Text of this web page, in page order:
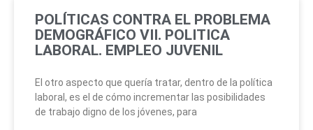
POLÍTICAS CONTRA EL PROBLEMA
DEMOGRÁFICO VII. POLITICA
LABORAL. EMPLEO JUVENIL
El otro aspecto que quería tratar, dentro de la política
laboral, es el de cómo incrementar las posibilidades
de trabajo digno de los jóvenes, para